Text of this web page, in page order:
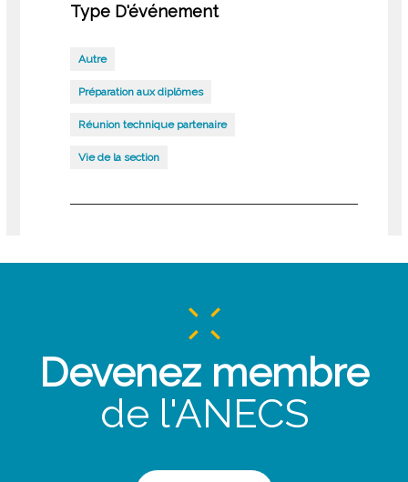
Type D'événement
Autre
Préparation aux diplômes
Réunion technique partenaire
Vie de la section
Devenez membre
de l'ANECS